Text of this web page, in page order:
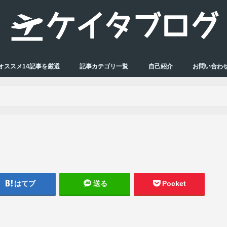
ススメ14記事を厳選 記事カテゴリ一覧 自己紹介 お問い合わ
はてブ 送る Pocket